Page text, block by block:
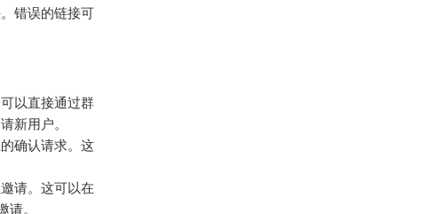
错误的链接可
以直接通过群
新用户。
确认请求。这
请。这可以在
请。